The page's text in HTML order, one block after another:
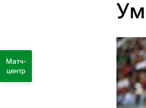
Матч-
центр